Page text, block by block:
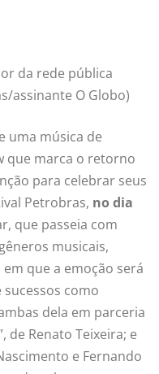
da rede pública
assinante O Globo)
uma música de
que marca o retorno
para celebrar seus
Petrobras, no dia
que passeia com
musicais,
que a emoção será
como
dela em parceria
de Renato Teixeira; e
e Fernando